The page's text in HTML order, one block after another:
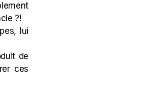
?!
lui
de
ces